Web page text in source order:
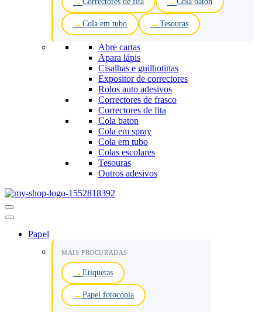
Cola em tubo Tesouras
Abre cartas
Apara lápis
Cisalhas e guilhotinas
Expositor de correctores
Rolos auto adesivos
Correctores de frasco
Correctores de fita
Cola baton
Cola em spray
Cola em tubo
Colas escolares
Tesouras
Outros adesivos
Menu
de
Papel
MAIS PROCURADAS
Etiquetas
Papel fotocópia